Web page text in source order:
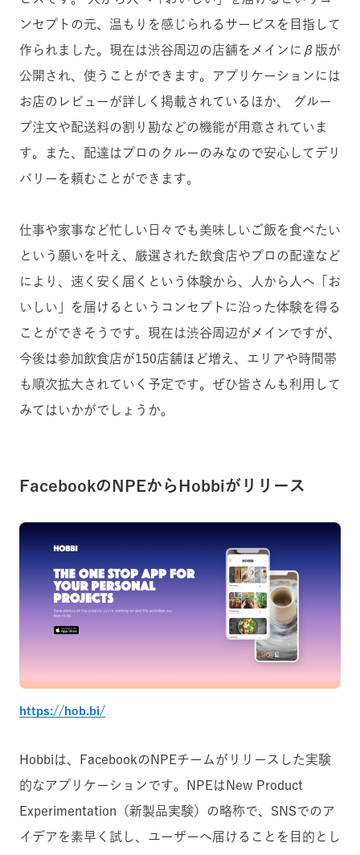
ンセプトの元、温もりを感じられるサービスを目指して
作られました。現在は渋谷周辺の店舗をメインにβ版が
公開され、使うことができます。アプリケーションには
お店のレビューが詳しく掲載されているほか、 グルー
プ注文や配送料の割り勘などの機能が用意されていま
す。また、配達はプロのクルーのみなので安心してデリ
バリーを頼むことができます。
仕事や家事など忙しい日々でも美味しいご飯を食べたい
という願いを叶え、厳選された飲食店やプロの配達など
により、速く安く届くという体験から、人から人へ「お
いしい」を届けるというコンセプトに沿った体験を得る
ことができそうです。現在は渋谷周辺がメインですが、
今後は参加飲食店が150店舗ほど増え、エリアや時間帯
も順次拡大されていく予定です。ぜひ皆さんも利用して
みてはいかがでしょうか。
FacebookのNPEからHobbiがリリース
https://hob.bi/
Hobbiは、FacebookのNPEチームがリリースした実験
的なアプリケーションです。NPEはNew Product
Experimentation（新製品実験）の略称で、SNSでのア
イデアを素早く試し、ユーザーへ届けることを目的とし